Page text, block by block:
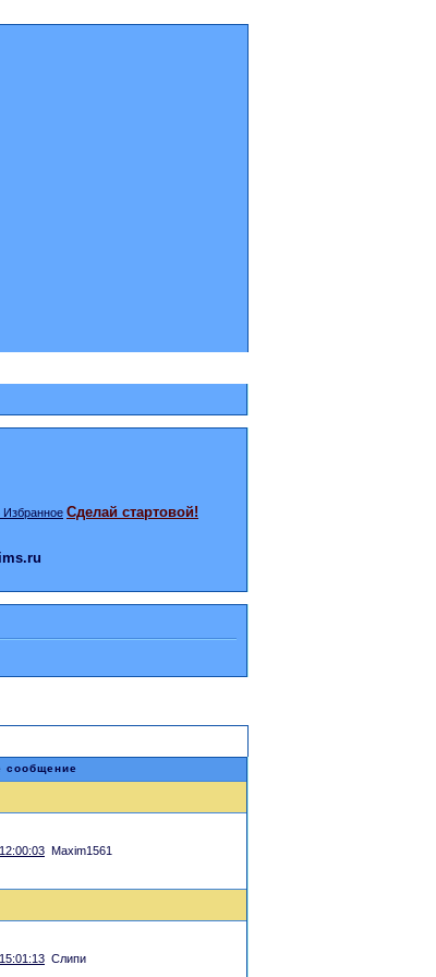
Сделай стартовой!
сообщение
Maxim1561
Слипи